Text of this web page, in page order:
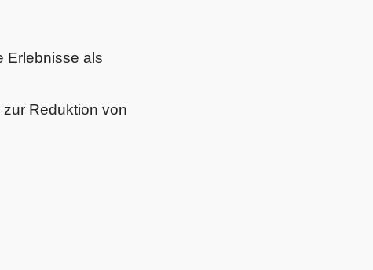
Erlebnisse als
Reduktion von